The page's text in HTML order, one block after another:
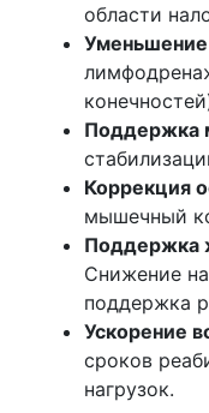
области
Уменьшение
Поддержка
Коррекция
мышечный
Поддержка
Снижение
поддержка
Ускорение
сроков
нагрузок.